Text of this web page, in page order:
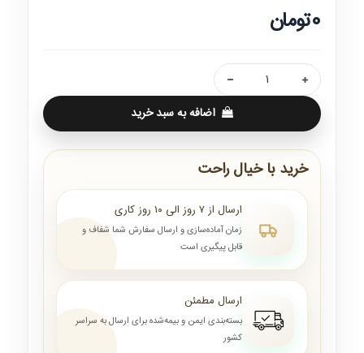
0تومان
اضافه به سبد خرید
خرید با خیال راحت
ارسال از ۷ روز الی ۱۰ روز کاری
زمان آماده‌سازی و ارسال سفارش شما شفاف و
قابل پیگیری است
ارسال مطمئن
بسته‌بندی ایمن و بیمه‌شده برای ارسال به سراسر
کشور